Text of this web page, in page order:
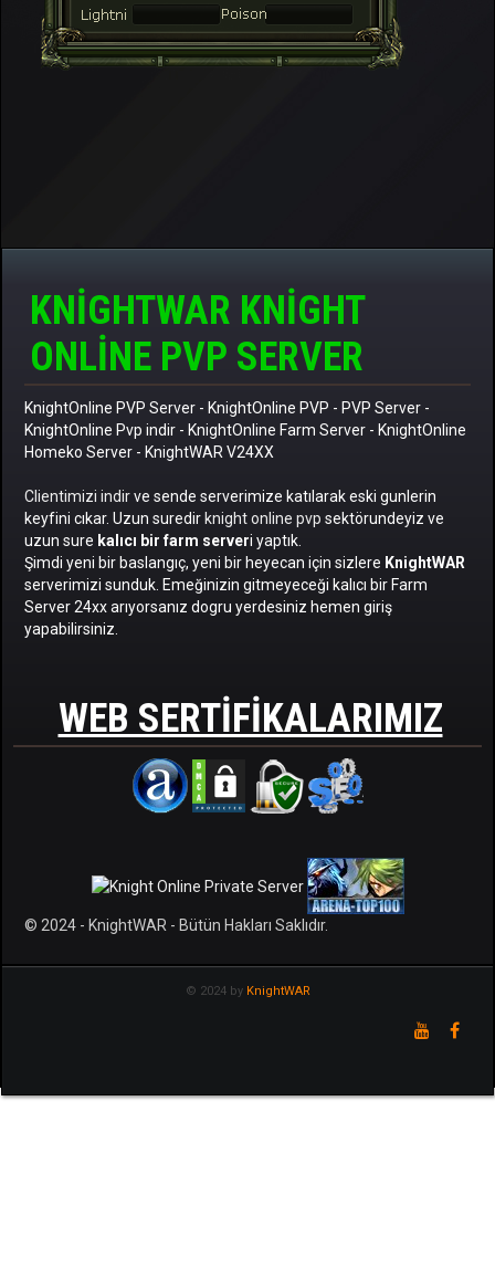
KNIGHTWAR KNIGHT
ONLINE PVP SERVER
KnightOnline PVP Server - KnightOnline PVP - PVP Server -
KnightOnline Pvp indir - KnightOnline Farm Server - KnightOnline
Homeko Server - KnightWAR V24XX
Clientimizi indirve sende serverimize katılarak eski gunlerin
keyfini cıkar. Uzun suredir knight online pvp sektörundeyiz ve
uzun sure kalıcı bir farm serveri yaptık.
Şimdi yeni bir baslangıç, yeni bir heyecan için sizlere KnightWAR
serverimizi sunduk. Emeğinizin gitmeyeceği kalıcı bir Farm
Server 24xx arıyorsanız dogru yerdesiniz hemen giriş
yapabilirsiniz.
WEB SERTIFIKALARIMIZ
© 2024 - KnightWAR - Bütün Hakları Saklıdır.
© 2024 by KnightWAR